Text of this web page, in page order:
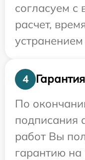
согласуем с
расчет,
4
Гарантия
По
подписания
работ Вы
гарантию на